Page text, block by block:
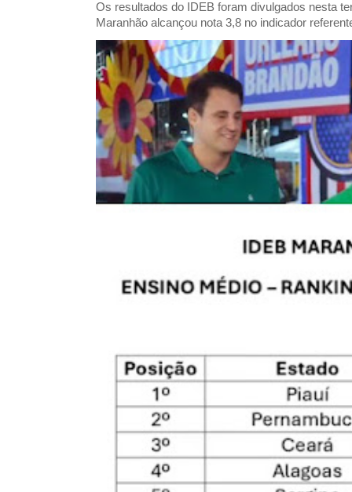
Os resultados do IDEB foram divulgados nesta
Maranhão alcançou nota 3,8 no indicador